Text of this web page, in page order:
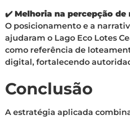
✔️ Melhoria na percepção
O posicionamento e a
ajudaram o Lago Eco Lotes
como referência de
digital, fortalecendo
Conclusão
A estratégia aplicada